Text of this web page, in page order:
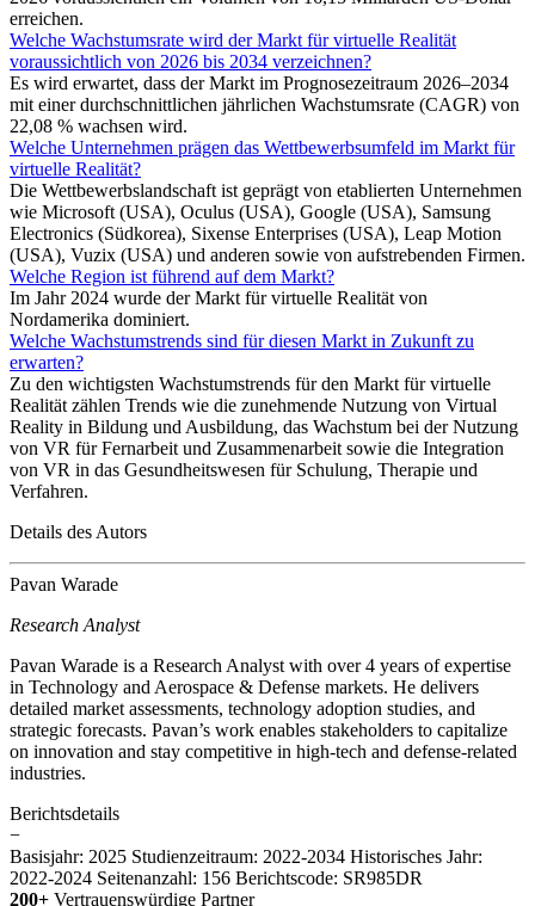
erreichen.
Welche Wachstumsrate wird der Markt für virtuelle Realität
voraussichtlich von 2026 bis 2034 verzeichnen?
Es wird erwartet, dass der Markt im Prognosezeitraum 2026–2034
mit einer durchschnittlichen jährlichen Wachstumsrate (CAGR) von
22,08 % wachsen wird.
Welche Unternehmen prägen das Wettbewerbsumfeld im Markt für
virtuelle Realität?
Die Wettbewerbslandschaft ist geprägt von etablierten Unternehmen
wie Microsoft (USA), Oculus (USA), Google (USA), Samsung
Electronics (Südkorea), Sixense Enterprises (USA), Leap Motion
(USA), Vuzix (USA) und anderen sowie von aufstrebenden Firmen.
Welche Region ist führend auf dem Markt?
Im Jahr 2024 wurde der Markt für virtuelle Realität von
Nordamerika dominiert.
Welche Wachstumstrends sind für diesen Markt in Zukunft zu
erwarten?
Zu den wichtigsten Wachstumstrends für den Markt für virtuelle
Realität zählen Trends wie die zunehmende Nutzung von Virtual
Reality in Bildung und Ausbildung, das Wachstum bei der Nutzung
von VR für Fernarbeit und Zusammenarbeit sowie die Integration
von VR in das Gesundheitswesen für Schulung, Therapie und
Verfahren.
Details des Autors
Pavan Warade
Research Analyst
Pavan Warade is a Research Analyst with over 4 years of expertise
in Technology and Aerospace & Defense markets. He delivers
detailed market assessments, technology adoption studies, and
strategic forecasts. Pavan’s work enables stakeholders to capitalize
on innovation and stay competitive in high-tech and defense-related
industries.
Berichtsdetails
−
Basisjahr: 2025 Studienzeitraum: 2022-2034 Historisches Jahr:
2022-2024 Seitenanzahl: 156 Berichtscode: SR985DR
200+ Vertrauenswürdige Partner